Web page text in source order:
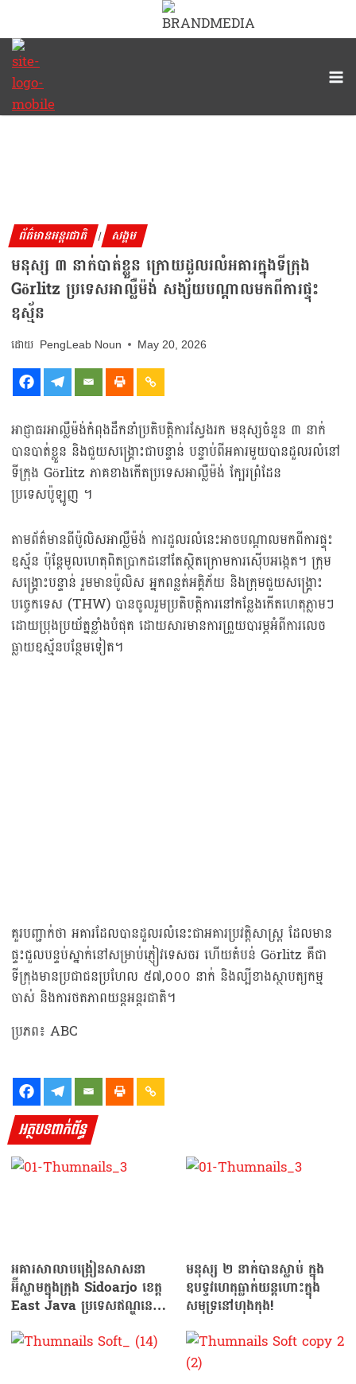
ព័ត៌មានអន្តរជាតិ | សង្គម
មនុស្ស ៣ នាក់បាត់ខ្លួន ក្រោយដួលរលំអគារក្នុងទីក្រុង
Görlitz ប្រទេសអាល្លឺម៉ង់ សង្ស័យបណ្តាលមកពីការផ្ទុះ
ឧស្ម័ន
PengLeab Noun May 20, 2026
អាជ្ញាធរអាល្លឺម៉ង់កំពុងដឹកនាំប្រតិបត្តិការស្វែងរក មនុស្សចំនួន ៣ នាក់
បានបាត់ខ្លួន និងជួយសង្គ្រោះជាបន្ទាន់ បន្ទាប់ពីអគារមួយបានដួលរលំនៅ
ទីក្រុង Görlitz ភាគខាងកើតប្រទេសអាល្លឺម៉ង់ ក្បែរព្រំដែន
ប្រទេសប៉ូឡូញ ។
តាមព័ត៌មានពីប៉ូលិសអាល្លឺម៉ង់ ការដួលរលំនេះអាចបណ្តាលមកពីការផ្ទុះ
ឧស្ម័ន ប៉ុន្តែមូលហេតុពិតប្រាកដនៅតែស្ថិតក្រោមការស៊ើបអង្កេត។ ក្រុម
សង្គ្រោះបន្ទាន់ រួមមានប៉ូលិស អ្នកពន្លត់អគ្គិភ័យ និងក្រុមជួយសង្គ្រោះ
បច្ចេកទេស (THW) បានចូលរួមប្រតិបត្តិការនៅកន្លែងកើតហេតុភ្លាមៗ
ដោយប្រុងប្រយ័ត្នខ្លាំងបំផុត ដោយសារមានការព្រួយបារម្ភអំពីការលេច
ធ្លាយឧស្ម័នបន្ថែមទៀត។
គួរបញ្ជាក់ថា អគារដែលបានដួលរលំនេះជាអគារប្រវត្តិសាស្ត្រ ដែលមាន
ផ្ទះជួលបន្ទប់ស្នាក់នៅសម្រាប់ភ្ញៀវទេសចរ ហើយតំបន់ Görlitz គឺជា
ទីក្រុងមានប្រជាជនប្រហែល ៥៧,០០០ នាក់ និងល្បីខាងស្ថាបត្យកម្ម
ចាស់ និងការថតភាពយន្តអន្តរជាតិ។
ប្រភព៖ ABC
អត្ថបទពាក់ព័ន្ធ
អគារសាលាបង្រៀនសាសនា
អ៊ីស្លាមក្នុងក្រុង Sidoarjo ខេត្ត
East Java ប្រទេសឥណ្ឌូនេស៊ី
មនុស្ស ២ នាក់បានស្លាប់ ក្នុង
ឧបទ្ទវហេតុធ្លាក់យន្តហោះក្នុង
សមុទ្រនៅហុងកុង!